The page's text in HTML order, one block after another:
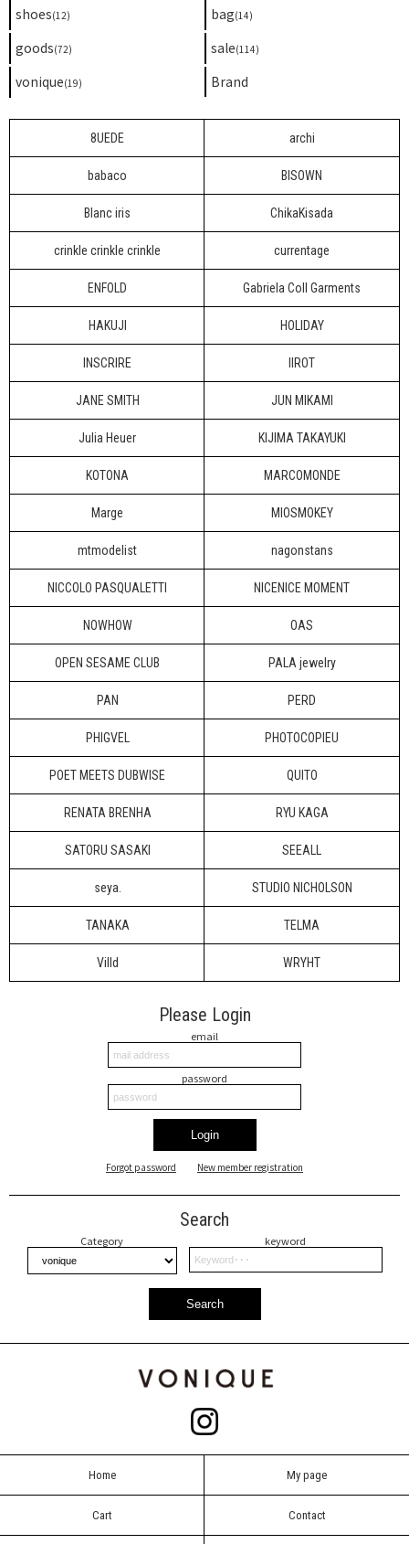
shoes(12) bag(14)
goods(72) sale(114)
vonique(19) Brand
8UEDE archi
babaco BISOWN
Blanc iris ChikaKisada
crinkle crinkle crinkle currentage
ENFOLD Gabriela Coll Garments
HAKUJI HOLIDAY
INSCRIRE IIROT
JANE SMITH JUN MIKAMI
Julia Heuer KIJIMA TAKAYUKI
KOTONA MARCOMONDE
Marge MIOSMOKEY
mtmodelist nagonstans
NICCOLO PASQUALETTI NICENICE MOMENT
NOWHOW OAS
OPEN SESAME CLUB PALA jewelry
PAN PERD
PHIGVEL PHOTOCOPIEU
POET MEETS DUBWISE QUITO
RENATA BRENHA RYU KAGA
SATORU SASAKI SEEALL
seya. STUDIO NICHOLSON
TANAKA TELMA
Villd WRYHT
Please Login
email
password
Login
Forgot password New member registration
Search
Category keyword
Search
Home My page
Cart Contact